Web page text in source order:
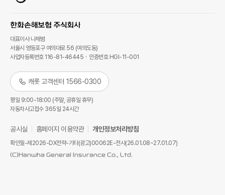
대표이사 나채범
서울시 영등포구 여의대로 56 (여의도동)
사업자등록번호 116-81-46445
인증번호 HGI-11-001
캐롯 고객센터 1566-0300
평일 9:00-18:00 (주말, 공휴일 휴무)
자동차사고접수 365일 24시간
공시실 홈페이지 이용약관 개인정보처리방침
확인필-제2026-DX전략-기타(광고)00062E-전사(26.01.08~27.01.07)
(C)Hanwha General Insurance Co., Ltd.